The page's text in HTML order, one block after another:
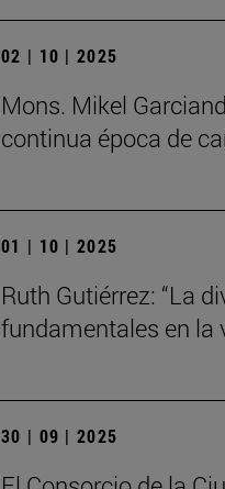
02 | 10 | 2025
Mons. Mikel
continua época de
01 | 10 | 2025
Ruth Gutiérrez: “La
fundamentales en la
30 | 09 | 2025